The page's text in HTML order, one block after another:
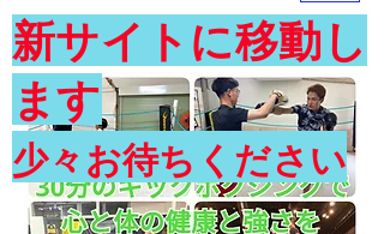
​体験入会実施中
新サイトに移動し
ます
少々お待ちください